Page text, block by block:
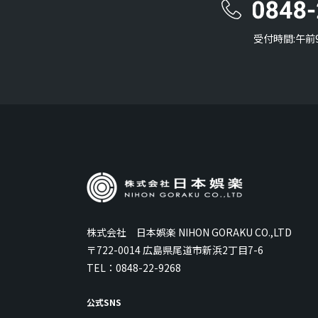
受付時間:午
株式会社 日本娯楽 NIHON GORAKU CO.,LTD
〒722-0014 広島県尾道市新浜2丁目7-6
TEL： 0848-22-9268
公式SNS